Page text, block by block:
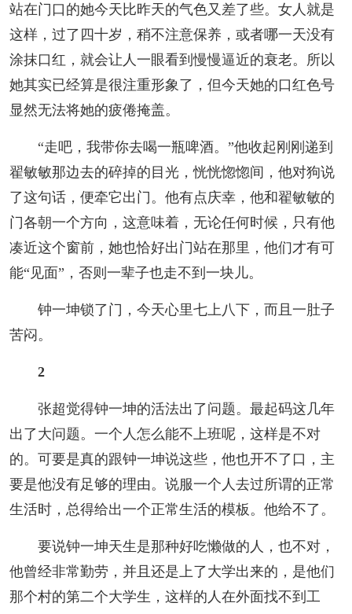
站在门口的她今天比昨天的气色又差了些。女人就是
这样，过了四十岁，稍不注意保养，或者哪一天没有
涂抹口红，就会让人一眼看到慢慢逼近的衰老。所以
她其实已经算是很注重形象了，但今天她的口红色号
显然无法将她的疲倦掩盖。
“走吧，我带你去喝一瓶啤酒。”他收起刚刚递到
翟敏敏那边去的碎掉的目光，恍恍惚惚间，他对狗说
了这句话，便牵它出门。他有点庆幸，他和翟敏敏的
门各朝一个方向，这意味着，无论任何时候，只有他
凑近这个窗前，她也恰好出门站在那里，他们才有可
能“见面”，否则一辈子也走不到一块儿。
钟一坤锁了门，今天心里七上八下，而且一肚子
苦闷。
2
张超觉得钟一坤的活法出了问题。最起码这几年
出了大问题。一个人怎么能不上班呢，这样是不对
的。可要是真的跟钟一坤说这些，他也开不了口，主
要是他没有足够的理由。说服一个人去过所谓的正常
生活时，总得给出一个正常生活的模板。他给不了。
要说钟一坤天生是那种好吃懒做的人，也不对，
他曾经非常勤劳，并且还是上了大学出来的，是他们
那个村的第二个大学生，这样的人在外面找不到工